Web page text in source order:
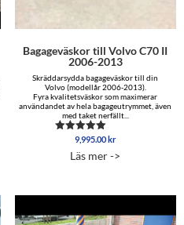
Bagageväskor till Volvo C70 II
2006-2013
Skräddarsydda bagageväskor till din
Volvo (modellår 2006-2013).
Fyra kvalitetsväskor som maximerar
användandet av hela bagageutrymmet, även
med taket nerfällt...
Betygsatt
av 5
9,995.00 kr
Läs mer ->